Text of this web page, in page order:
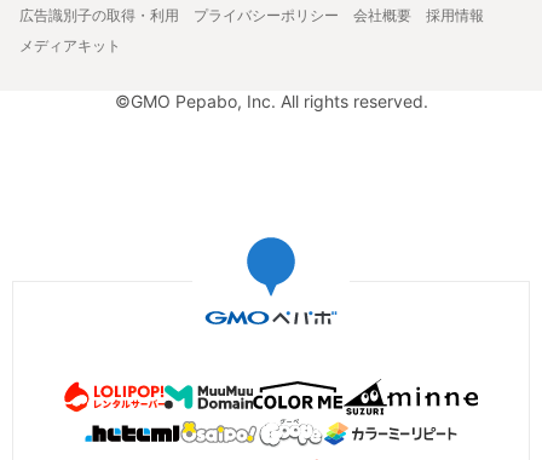
広告識別子の取得・利用
プライバシーポリシー 会社概要
採用情報
メディアキット
©GMO Pepabo, Inc. All rights reserved.